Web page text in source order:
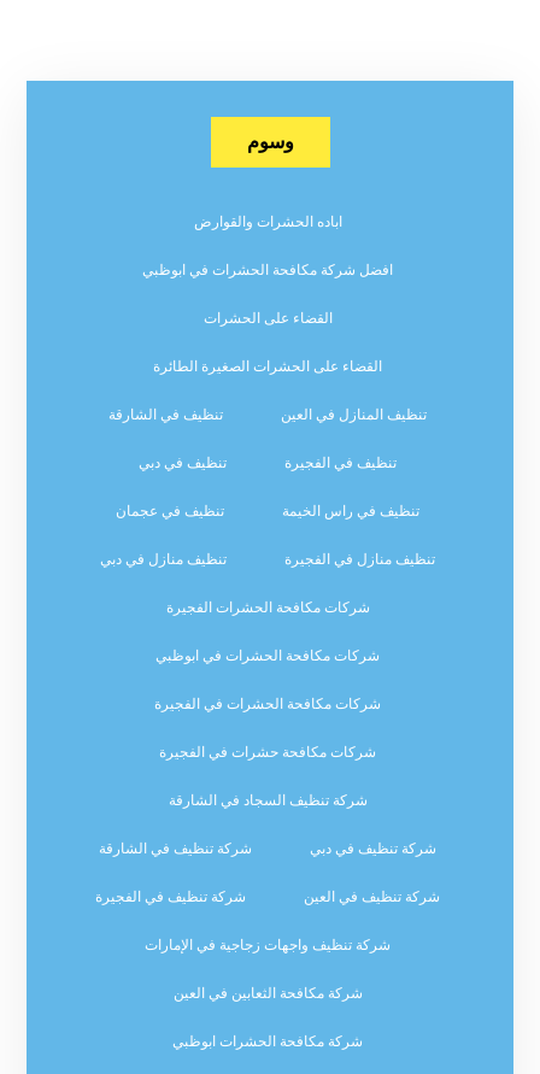
وسوم
اباده الحشرات والقوارض
افضل شركة مكافحة الحشرات في ابوظبي
القضاء على الحشرات
القضاء على الحشرات الصغيرة الطائرة
تنظيف المنازل في العين تنظيف في الشارقة
تنظيف في الفجيرة تنظيف في دبي
تنظيف في راس الخيمة تنظيف في عجمان
تنظيف منازل في الفجيرة تنظيف منازل في دبي
شركات مكافحة الحشرات الفجيرة
شركات مكافحة الحشرات في ابوظبي
شركات مكافحة الحشرات في الفجيرة
شركات مكافحة حشرات في الفجيرة
شركة تنظيف السجاد في الشارقة
شركة تنظيف في دبي شركة تنظيف في الشارقة
شركة تنظيف في العين شركة تنظيف في الفجيرة
شركة تنظيف واجهات زجاجية في الإمارات
شركة مكافحة الثعابين في العين
شركة مكافحة الحشرات ابوظبي